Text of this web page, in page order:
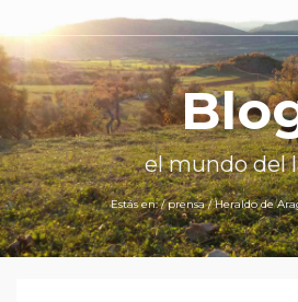
el mundo del
Estás en:/prensa/Heraldo de